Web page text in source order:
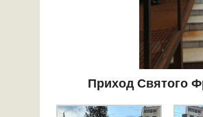
Приход Святого